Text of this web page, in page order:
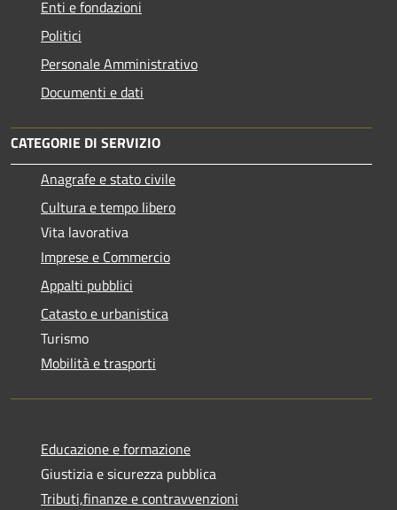
Enti e fondazioni
Politici
Personale Amministrativo
Documenti e dati
CATEGORIE DI SERVIZIO
Anagrafe e stato civile
Cultura e tempo libero
Vita lavorativa
Imprese e Commercio
Appalti pubblici
Catasto e urbanistica
Turismo
Mobilità e trasporti
Educazione e formazione
Giustizia e sicurezza pubblica
Tributi,finanze e contravvenzioni